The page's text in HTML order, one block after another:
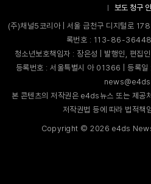
보도 청구
(주)채널5코리아 | 서울 금천구 디지털로
록번호 : 113-86-36448
청소년보호책임자 : 장은성 | 발행인, 편
등록번호 : 서울특별시 아 01366 | 등록
본 콘텐츠의 저작권은 e4ds뉴스 또는 제공
저작권법 등에 따라 법적책
Copyright ©2026 e4ds